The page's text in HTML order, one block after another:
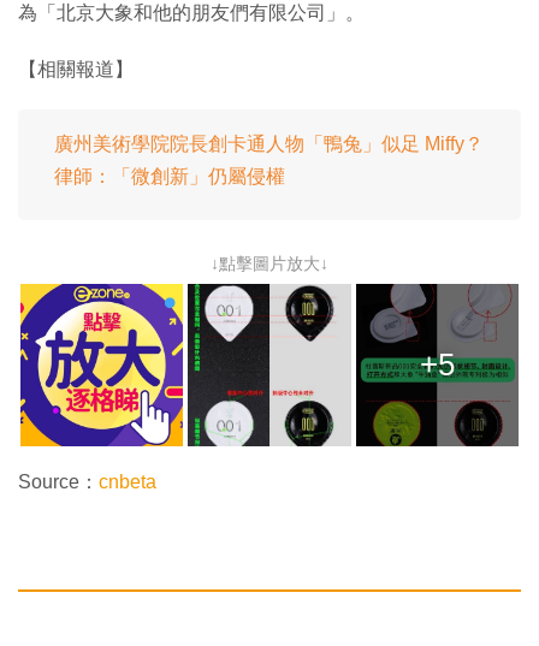
為「北京大象和他的朋友們有限公司」。
【相關報道】
廣州美術學院院長創卡通人物「鴨兔」似足 Miffy？
律師：「微創新」仍屬侵權
↓點擊圖片放大↓
+5
Source： cnbeta